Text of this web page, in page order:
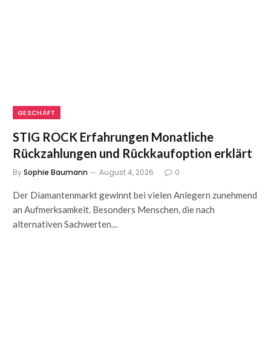
GESCHÄFT
STIG ROCK Erfahrungen Monatliche
Rückzahlungen und Rückkaufoption erklärt
BySophie Baumann August 4, 2026 0
Der Diamantenmarkt gewinnt bei vielen Anlegern zunehmend
an Aufmerksamkeit. Besonders Menschen, die nach
alternativen Sachwerten…